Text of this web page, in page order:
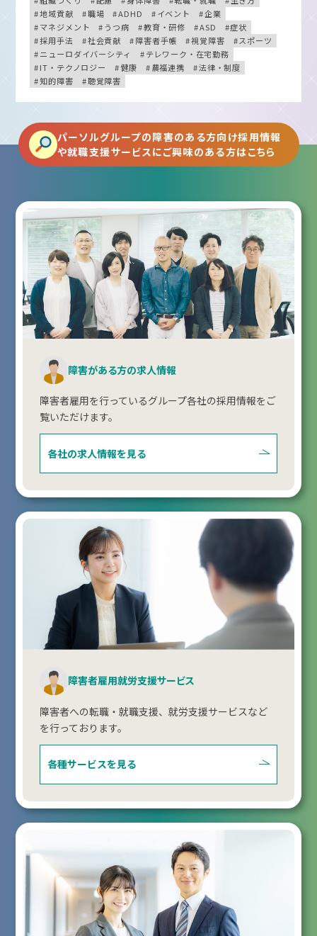
地域貢献
職場 ADHD イベント
企業
マネジメント
うつ病 教育・研修 ASD
症状
採用手法
社会貢献 障害者手帳 視覚障害
スポーツ
ニューロダイバーシティ
テレワーク・在宅勤務
IT・テクノロジー
健康 農福連携
法律・制度
知的障害
聴覚障害
パーソルグループの障害のある方向け採用情報
や就職支援サービスにご興味のある方はこちら
障害がある方の求人情報
障害者雇用を行っているグループ各社の採用情報をご
覧いただけます。
各社の求人情報を見る
障害者雇用就労支援サービス
障害者への転職・就職支援、就労支援サービスなど
を行っております。
各種サービスを見る